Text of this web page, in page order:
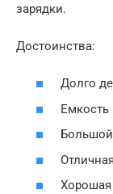
зарядки.
Достоинства:
Долго
Емкость